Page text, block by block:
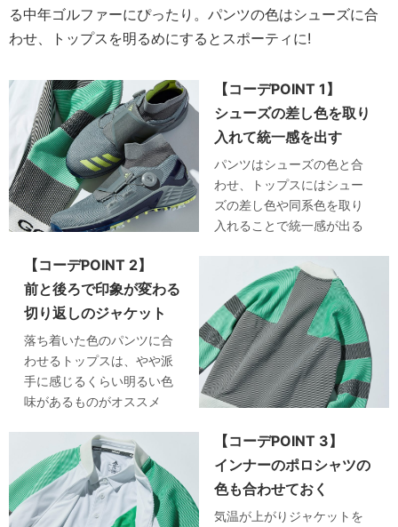
る中年ゴルファーにぴったり。パンツの色はシューズに合
わせ、トップスを明るめにするとスポーティに!
【コーデPOINT 1】
シューズの差し色を取り
入れて統一感を出す
パンツはシューズの色と合
わせ、トップスにはシュー
ズの差し色や同系色を取り
入れることで統一感が出る
【コーデPOINT 2】
前と後ろで印象が変わる
切り返しのジャケット
落ち着いた色のパンツに合
わせるトップスは、やや派
手に感じるくらい明るい色
味があるものがオススメ
【コーデPOINT 3】
インナーのポロシャツの
色も合わせておく
気温が上がりジャケットを